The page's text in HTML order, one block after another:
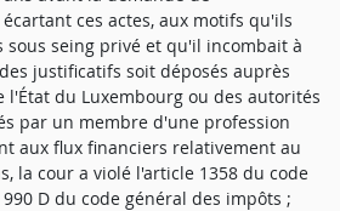
ces actes, aux motifs qu'ils
sous seing privé et qu'il incombait à
justificatifs soit déposés auprès
l'État du Luxembourg ou des autorités
par un membre d'une profession
aux flux financiers relativement au
la cour a violé l'article 1358 du code
D du code général des impôts ;